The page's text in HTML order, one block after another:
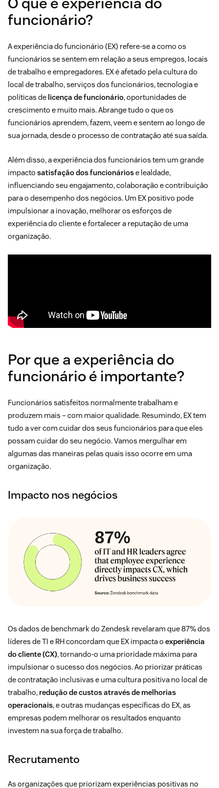
funcionário?
A experiência do funcionário (EX) refere-se a como os
funcionários se sentem em relação a seus empregos, locais
de trabalho e empregadores. EX é afetado pela cultura do
local de trabalho, serviços dos funcionários, tecnologia e
políticas de licença de funcionário, oportunidades de
crescimento e muito mais. Abrange tudo o que os
funcionários aprendem, fazem, veem e sentem ao longo de
sua jornada, desde o processo de contratação até sua saída.
Além disso, a experiência dos funcionários tem um grande
impacto satisfação dos funcionáriose lealdade,
influenciando seu engajamento, colaboração e contribuição
para o desempenho dos negócios. Um EX positivo pode
impulsionar a inovação, melhorar os esforços de
experiência do cliente e fortalecer a reputação de uma
organização.
Por que a experiência do
funcionário é importante?
Funcionários satisfeitos normalmente trabalham e
produzem mais – com maior qualidade. Resumindo, EX tem
tudo a ver com cuidar dos seus funcionários para que eles
possam cuidar do seu negócio. Vamos mergulhar em
algumas das maneiras pelas quais isso ocorre em uma
organização.
Impacto nos negócios
Os dados de benchmark do Zendesk revelaram que 87% dos
líderes de TI e RH concordam que EX impacta o experiência
do cliente (CX), tornando-o uma prioridade máxima para
impulsionar o sucesso dos negócios. Ao priorizar práticas
de contratação inclusivas e uma cultura positiva no local de
trabalho, redução de custos através de melhorias
operacionais, e outras mudanças específicas do EX, as
empresas podem melhorar os resultados enquanto
investem na sua força de trabalho.
Recrutamento
As organizações que priorizam experiências positivas no